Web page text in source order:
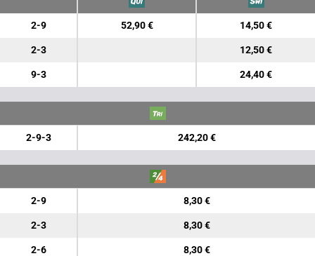
2-9 52,90 € 14,50 €
2-3 12,50 €
9-3 24,40 €
2-9-3 242,20 €
2-9 8,30 €
2-3 8,30 €
2-6 8,30 €